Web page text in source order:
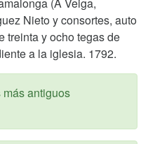
Nieto y consortes, auto
treinta y ocho tegas de
a la iglesia. 1792.
antiguos